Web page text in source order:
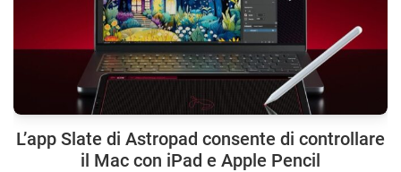
L’app Slate di Astropad consente di controllare
il Mac con iPad e Apple Pencil